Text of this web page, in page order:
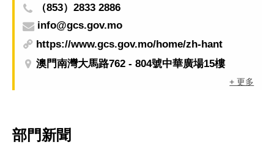
（853）2833 2886
info@gcs.gov.mo
https://www.gcs.gov.mo/home/zh-hant
澳門南灣大馬路762 - 804號中華廣場15樓
+ 更多
部門新聞